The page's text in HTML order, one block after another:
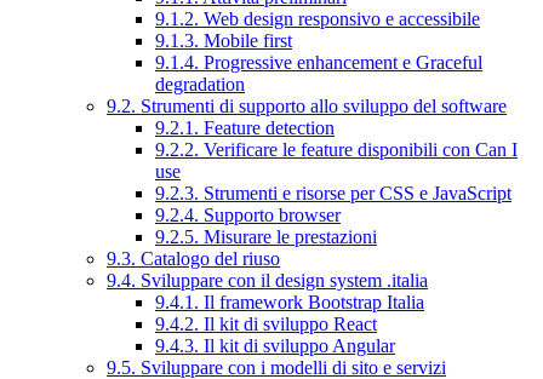
9.1.2. Web design responsivo e accessibile
9.1.3. Mobile first
9.1.4. Progressive enhancement e Graceful
degradation
9.2. Strumenti di supporto allo sviluppo del software
9.2.1. Feature detection
9.2.2. Verificare le feature disponibili con Can I
use
9.2.3. Strumenti e risorse per CSS e JavaScript
9.2.4. Supporto browser
9.2.5. Misurare le prestazioni
9.3. Catalogo del riuso
9.4. Sviluppare con il design system .italia
9.4.1. Il framework Bootstrap Italia
9.4.2. Il kit di sviluppo React
9.4.3. Il kit di sviluppo Angular
9.5. Sviluppare con i modelli di sito e servizi